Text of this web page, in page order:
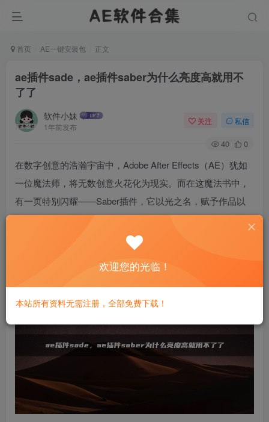
首页 AE一键安装包 正文
ae插件sade，ae插件saber为什么亮度高就用不
了了
软件小妹
1年前发布
关注 私信
40 0
在数字创意的浩瀚宇宙中，Adobe After Effects（AE）犹如
一位魔法师，将无数创意火花化为现实。而在这魔法书中，
有一页特别闪耀——Saber插件，它以光之名，赋予作品以
灵魂的光辉。这光芒并非无边无际，当亮度触及极限，为何
它似乎失去了魔力？让我们一起探索Saber的光明与阴影，
欢迎您的光临！
本站所有资料无需注册，全部免费下载！